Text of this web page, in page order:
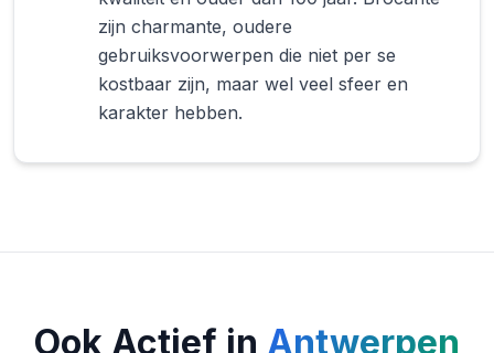
zijn charmante, oudere
gebruiksvoorwerpen die niet per se
kostbaar zijn, maar wel veel sfeer en
karakter hebben.
Ook Actief in Antwerpen